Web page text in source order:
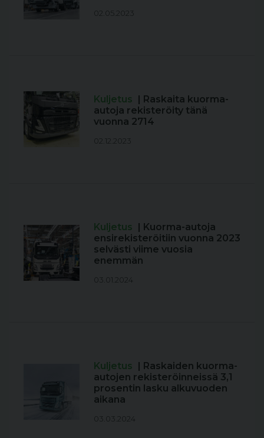
02.05.2023
Kuljetus | Raskaita kuorma-
autoja rekisteröity tänä
vuonna 2714
02.12.2023
Kuljetus | Kuorma-autoja
ensirekisteröitiin vuonna 2023
selvästi viime vuosia
enemmän
03.01.2024
Kuljetus | Raskaiden kuorma-
autojen rekisteröinneissä 3,1
prosentin lasku alkuvuoden
aikana
03.03.2024